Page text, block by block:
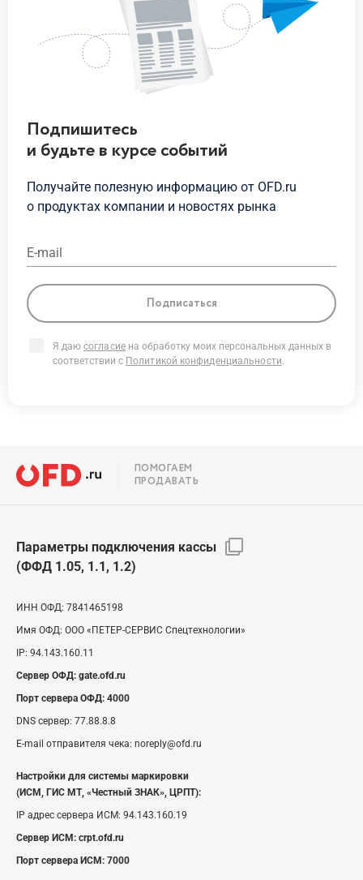
Подпишитесь
и будьтев курсесобытий
Получайте полезную информацию от OFD.ru
о продуктах компании и новостях рынка
E-mail
Подписаться
Я даю согласиена обработку моих персональных данных в
соответствии с Политикой конфиденциальности.
ПОМОГАЕМ
ПРОДАВАТЬ
Параметры подключения кассы
(ФФД 1.05, 1.1, 1.2)
ИНН ОФД: 7841465198
Имя ОФД: ООО «ПЕТЕР-СЕРВИС Спецтехнологии»
IP: 94.143.160.11
Сервер ОФД: gate.ofd.ru
Порт сервера ОФД: 4000
DNS сервер: 77.88.8.8
E-mail отправителя чека: noreply@ofd.ru
Настройки для системы маркировки
(ИСМ, ГИС МТ, «Честный ЗНАК», ЦРПТ):
IP адрес сервера ИСМ: 94.143.160.19
Сервер ИСМ: crpt.ofd.ru
Порт сервера ИСМ: 7000